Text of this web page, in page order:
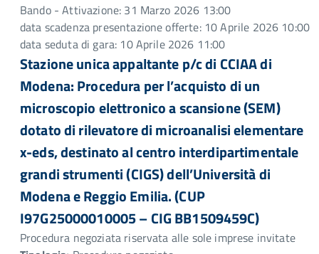
Bando - Attivazione: 31 Marzo 2026 13:00
data scadenza presentazione offerte: 10 Aprile 2026 10:00
data seduta di gara: 10 Aprile 2026 11:00
Stazione unica appaltante p/c di CCIAA di
Modena: Procedura per l’acquisto di un
microscopio elettronico a scansione (SEM)
dotato di rilevatore di microanalisi elementare
x-eds, destinato al centro interdipartimentale
grandi strumenti (CIGS) dell’Università di
Modena e Reggio Emilia. (CUP
I97G25000010005 – CIG BB1509459C)
Procedura negoziata riservata alle sole imprese invitate